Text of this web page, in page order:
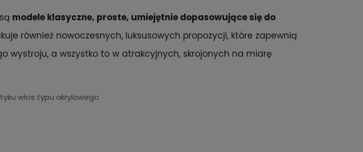
modele klasyczne, proste, umiejętnie dopasowujące się do
również nowoczesnych, luksusowych propozycji, które zapewnią
wystroju, a wszystko to w atrakcyjnych, skrojonych na miarę
włos typu akrylowego